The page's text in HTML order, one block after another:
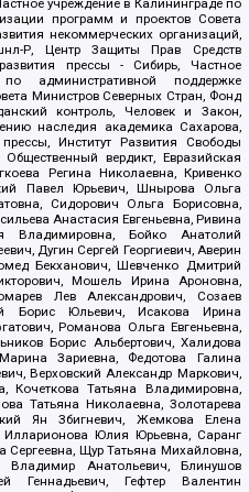
учреждение в Калининграде по
программ и проектов Совета
некоммерческих организаций,
Р, Центр Защиты Прав Средств
прессы - Сибирь, Частное
административной поддержке
Министров Северных Стран, Фонд
контроль, Человек и Закон,
наследия академика Сахарова,
Институт Развития Свободы
вердикт, Евразийская
Регина Николаевна, Кривенко
Павел Юрьевич, Шнырова Ольга
Сидорович Ольга Борисовна,
Анастасия Евгеньевна, Ривина
Владимировна, Бойко Анатолий
Дугин Сергей Георгиевич, Аверин
Бекханович, Шевченко Дмитрий
Мошель Ирина Ароновна,
Лев Александрович, Созаев
Борис Юльевич, Исакова Ирина
Романова Ольга Евгеньевна,
Борис Альбертович, Халидова
Зариевна, Федотова Галина
Верховский Александр Маркович,
Кочеткова Татьяна Владимировна,
Татьяна Николаевна, Золотарева
Ян Збигневич, Жемкова Елена
Илларионова Юлия Юрьевна, Саранг
Сергеевна, Щур Татьяна Михайловна,
Анатольевич, Блинушов
Геннадьевич, Гефтер Валентин